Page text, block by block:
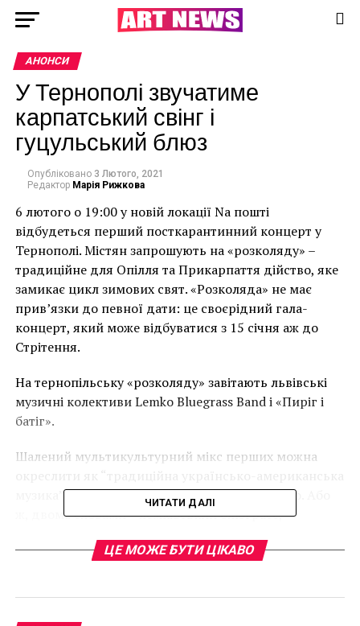
АНОНСИ
У Тернополі звучатиме
карпатський свінг і
гуцульський блюз
Опубліковано 3 Лютого, 2021
Редактор Марія Рижкова
6 лютого о 19:00 у новій локації Na пошті
відбудеться перший посткарантинний концерт у
Тернополі. Містян запрошують на «розколяду» –
традиційне для Опілля та Прикарпаття дійство, яке
замикає цикл зимових свят. «Розколяда» не має
прив’язки до певної дати: це своєрідний гала-
концерт, який може відбуватися з 15 січня аж до
Стрітення.
На тернопільську «розколяду» завітають львівські
музичні колективи Lemko Bluegrass Band і «Пиріг і
батіг».
Шалений мультикультурний мікс перших можна
музика”, заграна сучасно, живо і неординарно. Або
ж, двома словами – лемківський блюґрасс,
ЧИТАТИ ДАЛІ
ЦЕ МОЖЕ БУТИ ЦІКАВО